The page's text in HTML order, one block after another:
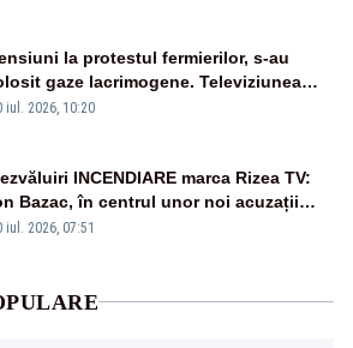
la protestul fermierilor, s-au
gaze lacrimogene. Televiziunea
face apel la calm – LIVE TEXT
iul. 2026, 10:20
INCENDIARE marca Rizea TV:
Bazac, în centrul unor noi acuzații
iul. 2026, 07:51